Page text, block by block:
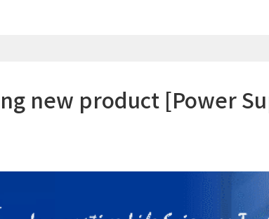
new product [Power